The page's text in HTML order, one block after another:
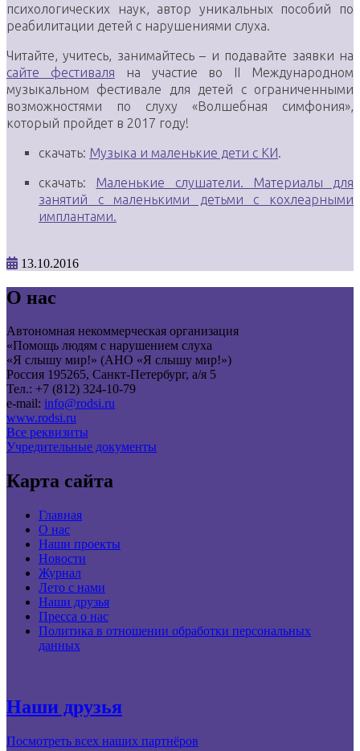
психологических наук, автор уникальных пособий по
реабилитации детей с нарушениями слуха.
Читайте, учитесь, занимайтесь – и подавайте заявки на
сайте фестиваля на участие во II Международном
музыкальном фестивале для детей с ограниченными
возможностями по слуху «Волшебная симфония»,
который пройдет в 2017 году!
скачать: Музыка и маленькие дети с КИ.
скачать: Маленькие слушатели. Материалы для
занятий с маленькими детьми с кохлеарными
имплантами.
13.10.2016
О нас
Автономная некоммерческая организация
«Помощь людям с нарушением слуха
«Я слышу мир!» (АНО «Я слышу мир!»)
Россия 195265, Санкт-Петербург, а/я 5
Тел.: +7 (812) 324-10-79
e-mail: info@rodsi.ru
www.rodsi.ru
Все реквизиты
Учредительные документы
Карта сайта
Главная
О нас
Наши проекты
Новости
Журнал
Лето с нами
Наши друзья
Пресса о нас
Политика в отношении обработки персональных
данных
Наши друзья
Посмотреть всех наших партнёров